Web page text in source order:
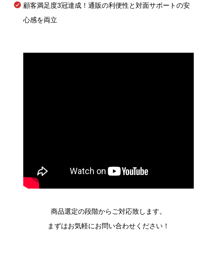
顧客満足度3冠達成！通販の利便性と対面サポートの安
心感を両立
商品選定の段階からご対応致します。
まずはお気軽にお問い合わせください！